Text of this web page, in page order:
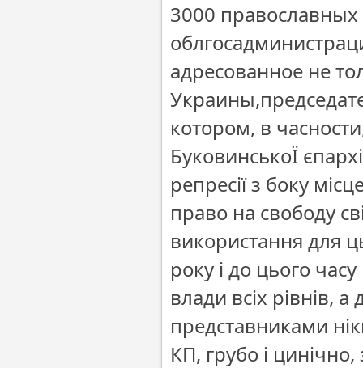
3000
адресованное не
котором, в
БуковинськоЇ
репресії з боку
право на свободу
використання для
року і до цього
влади всіх рівнів, а
представниками
КП, грубо і